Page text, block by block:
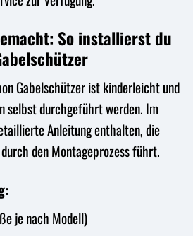
So installierst du
Gabelschützer ist kinderleicht und
selbst durchgeführt werden. Im
Anleitung enthalten, die
den Montageprozess führt.
je nach Modell)